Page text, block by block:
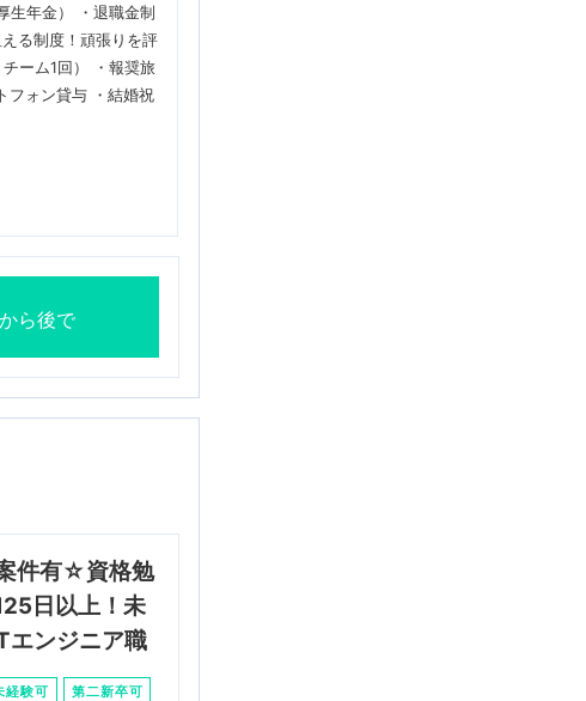
生年金） ・退職金制
る制度！頑張りを評
ーム1回） ・報奨旅
フォン貸与 ・結婚祝
ら後で
件有☆資格勉
日以上！未
エンジニア職
経験可 第二新卒可